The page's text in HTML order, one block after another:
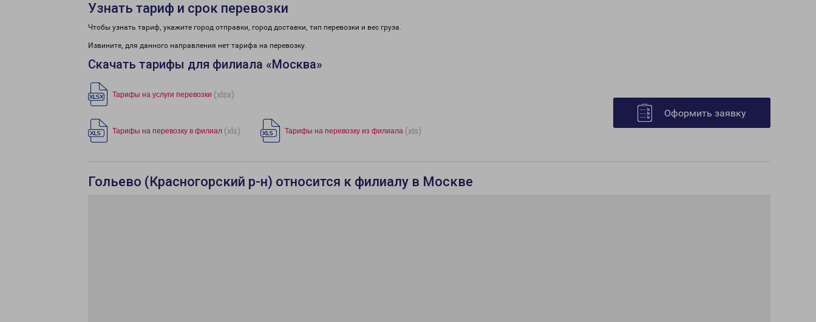
Узнать тариф и срок перевозки
Чтобы узнать тариф, укажите город отправки, город доставки, тип перевозки и вес груза.
Извините, для данного направления нет тарифа на перевозку.
Скачать тарифы для филиала «Москва»
Тарифы на услуги перевозки (xlsx)
Тарифы на перевозку в филиал (xls) Тарифы на перевозку из филиала (xls)
Оформить заявку
Гольево (Красногорский р-н) относится к филиалу в Москве